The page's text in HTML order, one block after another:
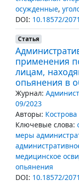
осужденные,
DOI: 10.18572/
Статья
применения
лицам,
опьянения в
Журнал:
09/2023
Авторы:
Ключевые слова:
меры
медицинское
опьянения
DOI: 10.18572/